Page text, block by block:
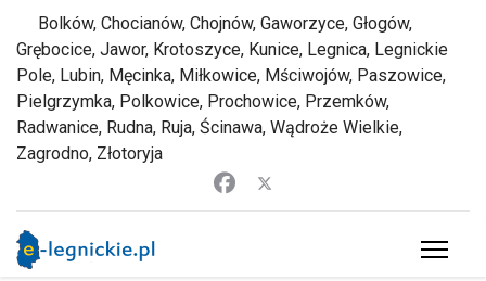
Bolków, Chocianów, Chojnów, Gaworzyce, Głogów,
Grębocice, Jawor, Krotoszyce, Kunice, Legnica, Legnickie
Pole, Lubin, Męcinka, Miłkowice, Mściwojów, Paszowice,
Pielgrzymka, Polkowice, Prochowice, Przemków,
Radwanice, Rudna, Ruja, Ścinawa, Wądroże Wielkie,
Zagrodno, Złotoryja